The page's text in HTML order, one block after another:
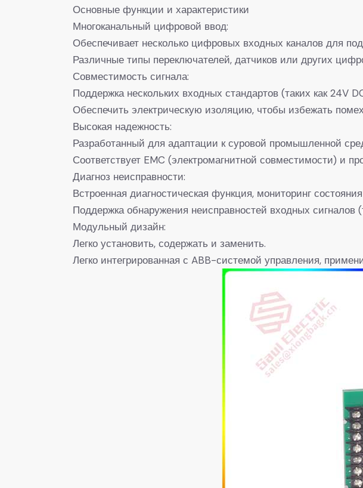
Основные функции и характеристики
Многоканальный цифровой ввод:
Обеспечивает несколько цифровых входных каналов для
Различные типы переключателей, датчиков или других
Совместимость сигнала:
Поддержка нескольких входных стандартов (таких как 24V
Обеспечить электрическую изоляцию, чтобы избежать
Высокая надежность:
Разработанный для адаптации к суровой промышленной
Соответствует EMC (электромагнитной совместимости) и
Диагноз неисправности:
Встроенная диагностическая функция, мониторинг
Поддержка обнаружения неисправностей входных сигналов
Модульный дизайн:
Легко установить, содержать и заменить.
Легко интегрированная с ABB-системой управления,